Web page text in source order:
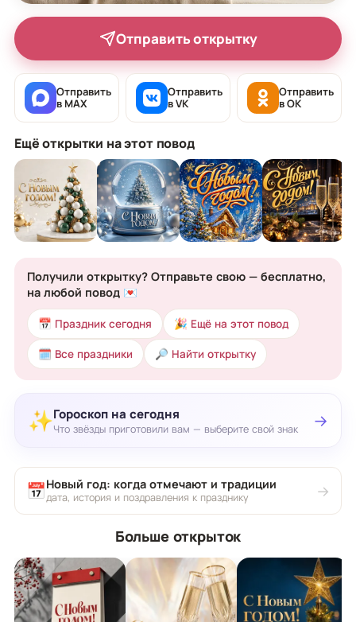
Отправить открытку
Отправить
в MAX
Отправить
в VK
Отправить
в OK
Ещё открытки на этот повод
Получили открытку? Отправьте свою — бесплатно,
на любой повод 💌
📅 Праздник сегодня 🎉 Ещё на этот повод
🗓 Все праздники 🔎 Найти открытку
✨Гороскоп на сегодня
Что звёзды приготовили вам — выберите свой знак →
📅Новый год: когда отмечают и традиции
дата, история и поздравления к празднику →
Больше открыток